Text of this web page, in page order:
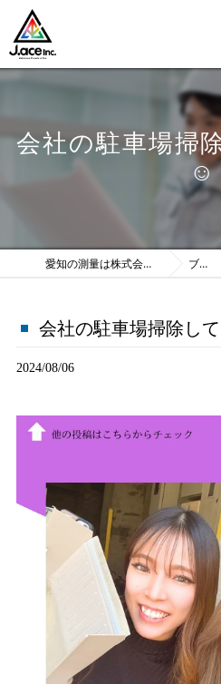
会社の駐車場掃
☺️
愛知の測量は株式会社J.ace ブログ
会社の駐車場掃除し
2024/08/06